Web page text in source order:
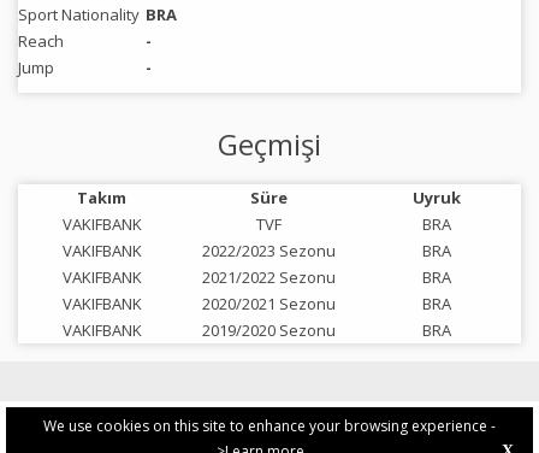
We use cookies on this site to enhance your browsing experience -
Sport Nationality BRA
Reach
-
Jump
-
Geçmişi
Takım Süre
Uyruk
VAKIFBANK
TVF
BRA
VAKIFBANK
2022/2023 Sezonu
BRA
VAKIFBANK
2021/2022 Sezonu
BRA
VAKIFBANK
2020/2021 Sezonu
BRA
VAKIFBANK
2019/2020 Sezonu BRA